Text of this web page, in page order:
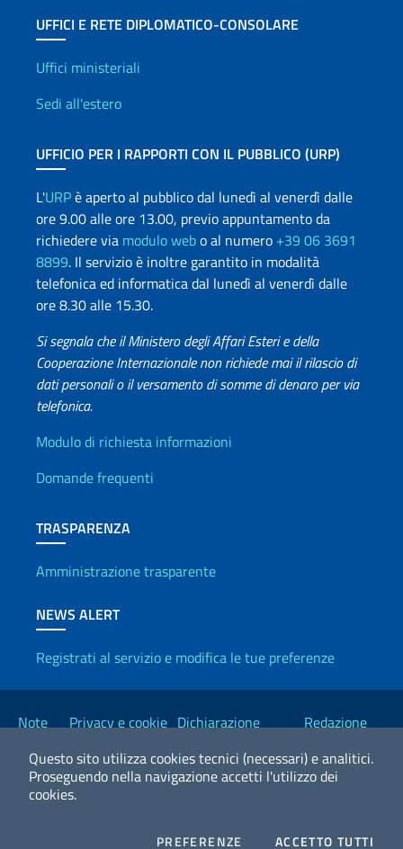
Questo sito utilizza cookies tecnici (necessari) e analitici.
Proseguendo nella navigazione accetti l'utilizzo dei
cookies.
PREFERENZE COOKIESACCETTO TUTTI
UFFICI E RETE DIPLOMATICO-CONSOLARE
Uffici e Rete diplomatica
Uffici ministeriali
Sedi all'estero
UFFICIO PER I RAPPORTI CON IL PUBBLICO (URP)
L'URPè aperto al pubblico dal lunedì al venerdì dalle
ore 9.00 alle ore 13.00, previo appuntamento da
richiedere via modulo webo al numero +39 06 3691
8899. Il servizio è inoltre garantito in modalità
telefonica ed informatica dal lunedì al venerdì dalle
ore 8.30 alle 15.30.
Si segnala che il Ministero degli Affari Esteri e della
Cooperazione Internazionale non richiede mai il rilascio di
dati personali o il versamento di somme di denaro per via
telefonica.
Info utili
Modulo di richiesta informazioni
Domande frequenti
TRASPARENZA
Amministrazione trasparente
NEWS ALERT
Registrati al servizio e modifica le tue preferenze
Link Utili
Note
Privacy e cookie Dichiarazione
Redazione